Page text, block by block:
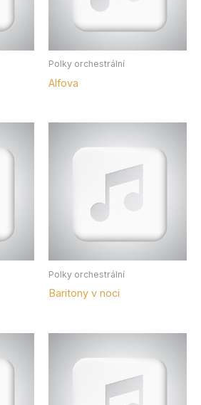
Polky orchestrální
Alfova
Polky orchestrální
Baritony v noci